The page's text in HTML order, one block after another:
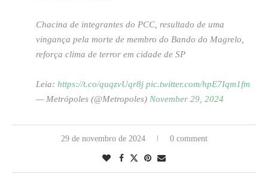
Chacina de integrantes do PCC, resultado de uma
vingança pela morte de membro do Bando do Magrelo,
reforça clima de terror em cidade de SP
Leia: https://t.co/quqzvUqr8j pic.twitter.com/hpE7Iqm1fm
— Metrópoles (@Metropoles) November 29, 2024
29 de novembro de 2024 0 comment